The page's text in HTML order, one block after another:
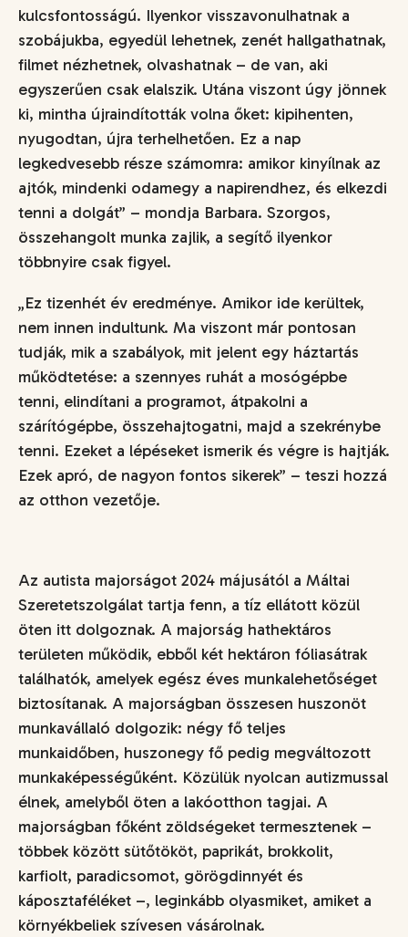
kulcsfontosságú. Ilyenkor visszavonulhatnak a
szobájukba, egyedül lehetnek, zenét hallgathatnak,
filmet nézhetnek, olvashatnak – de van, aki
egyszerűen csak elalszik. Utána viszont úgy jönnek
ki, mintha újraindították volna őket: kipihenten,
nyugodtan, újra terhelhetően. Ez a nap
legkedvesebb része számomra: amikor kinyílnak az
ajtók, mindenki odamegy a napirendhez, és elkezdi
tenni a dolgát” – mondja Barbara. Szorgos,
összehangolt munka zajlik, a segítő ilyenkor
többnyire csak figyel.
„Ez tizenhét év eredménye. Amikor ide kerültek,
nem innen indultunk. Ma viszont már pontosan
tudják, mik a szabályok, mit jelent egy háztartás
működtetése: a szennyes ruhát a mosógépbe
tenni, elindítani a programot, átpakolni a
szárítógépbe, összehajtogatni, majd a szekrénybe
tenni. Ezeket a lépéseket ismerik és végre is hajtják.
Ezek apró, de nagyon fontos sikerek” – teszi hozzá
az otthon vezetője.
Az autista majorságot 2024 májusától a Máltai
Szeretetszolgálat tartja fenn, a tíz ellátott közül
öten itt dolgoznak. A majorság hathektáros
területen működik, ebből két hektáron fóliasátrak
találhatók, amelyek egész éves munkalehetőséget
biztosítanak. A majorságban összesen huszonöt
munkavállaló dolgozik: négy fő teljes
munkaidőben, huszonegy fő pedig megváltozott
munkaképességűként. Közülük nyolcan autizmussal
élnek, amelyből öten a lakóotthon tagjai. A
majorságban főként zöldségeket termesztenek –
többek között sütőtököt, paprikát, brokkolit,
karfiolt, paradicsomot, görögdinnyét és
káposztaféléket –, leginkább olyasmiket, amiket a
környékbeliek szívesen vásárolnak.